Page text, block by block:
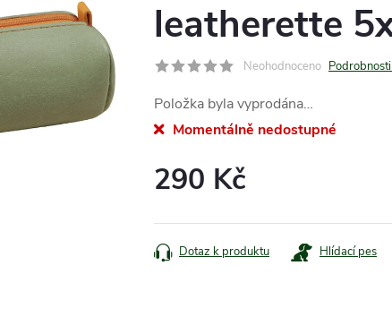
leatherette
Neohodnoceno
Položka byla vyprodána…
Momentálně nedostupné
290 Kč
cena:
Dotaz k produktu Hlídací pes